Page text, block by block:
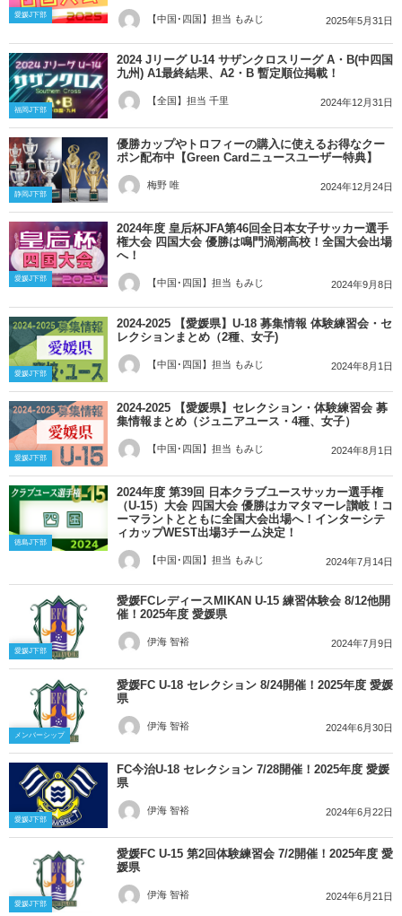
愛媛J下部 【中国･四国】担当 もみじ 2025年5月31日
福岡J下部
2024 Jリーグ U-14 サザンクロスリーグ A・B(中四国
九州) A1最終結果、A2・B 暫定順位掲載！
【全国】担当 千里 2024年12月31日
静岡J下部
優勝カップやトロフィーの購入に使えるお得なクー
ポン配布中【Green Cardニュースユーザー特典】
梅野 唯 2024年12月24日
愛媛J下部
2024年度 皇后杯JFA第46回全日本女子サッカー選手
権大会 四国大会 優勝は鳴門渦潮高校！全国大会出場
へ！
【中国･四国】担当 もみじ 2024年9月8日
愛媛J下部
2024-2025 【愛媛県】U-18 募集情報 体験練習会・セ
レクションまとめ（2種、女子)
【中国･四国】担当 もみじ 2024年8月1日
愛媛J下部
2024-2025 【愛媛県】セレクション・体験練習会 募
集情報まとめ（ジュニアユース・4種、女子）
【中国･四国】担当 もみじ 2024年8月1日
徳島J下部
2024年度 第39回 日本クラブユースサッカー選手権
（U-15）大会 四国大会 優勝はカマタマーレ讃岐！コ
ーマラントとともに全国大会出場へ！インターシテ
ィカップWEST出場3チーム決定！
【中国･四国】担当 もみじ 2024年7月14日
愛媛J下部
愛媛FCレディースMIKAN U-15 練習体験会 8/12他開
催！2025年度 愛媛県
伊海 智裕 2024年7月9日
メンバーシップ
愛媛FC U-18 セレクション 8/24開催！2025年度 愛媛
県
伊海 智裕 2024年6月30日
愛媛J下部
FC今治U-18 セレクション 7/28開催！2025年度 愛媛
県
伊海 智裕 2024年6月22日
愛媛J下部
愛媛FC U-15 第2回体験練習会 7/2開催！2025年度 愛
媛県
伊海 智裕 2024年6月21日